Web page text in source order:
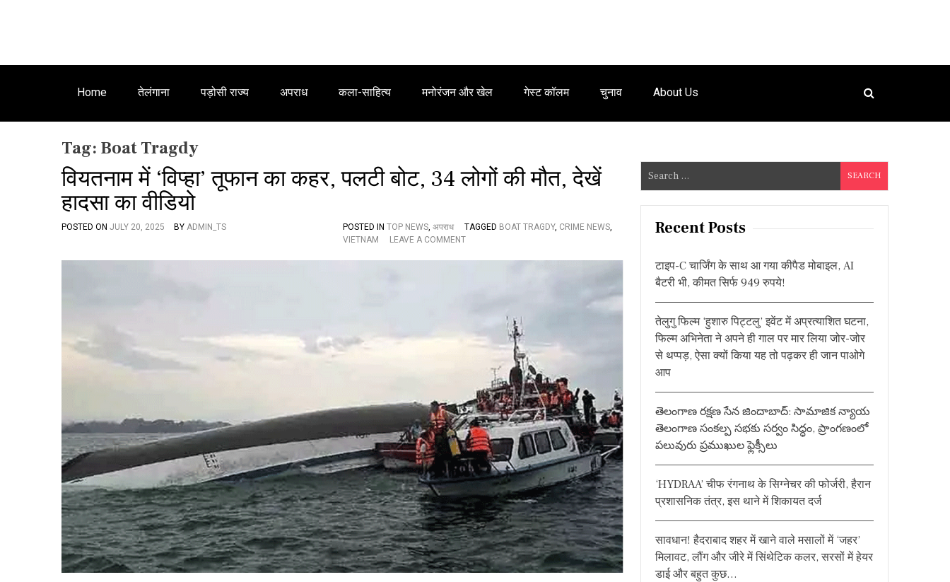
Home तेलंगाना पड़ोसी राज्य अपराध कला-साहित्य मनोरंजन और खेल गेस्ट कॉलम चुनाव About Us
Tag: Boat Tragdy
वियतनाम में ‘विप्हा’ तूफान का कहर, पलटी बोट, 34 लोगों की मौत, देखें
हादसा का वीडियो
POSTED ON JULY 20, 2025 BY ADMIN_TS POSTED IN TOP NEWS, अपराध TAGGED BOAT TRAGDY, CRIME NEWS,
VIETNAM
LEAVE A COMMENTO
फा
न
का
क
ह
र
,
प
ल
टी
बो
ट
,
3
e
a
Recent Posts
टाइप-C चार्जिंग के साथ आ गया कीपैड मोबाइल, AI
बैटरी भी, कीमत सिर्फ 949 रुपये!
तेलुगु फिल्म ‘हुशारु पिट्टलु’ इवेंट में अप्रत्याशित घटना,
फिल्म अभिनेता ने अपने ही गाल पर मार लिया जोर-जोर
से थप्पड़, ऐसा क्यों किया यह तो पढ़कर ही जान पाओगे
आप
తెలంగాణ రక్షణ సేన జిందాబాద్: సామాజిక న్యాయ
తెలంగాణ సంకల్ప సభకు సర్వం సిద్ధం, ప్రాంగణంలో
పలువురు ప్రముఖుల ఫ్లెక్సీలు
‘HYDRAA’ चीफ रंगनाथ के सिग्नेचर की फोर्जरी, हैरान
प्रशासनिक तंत्र, इस थाने में शिकायत दर्ज
सावधान! हैदराबाद शहर में खाने वाले मसालों में ‘जहर’
मिलावट, लौंग और जीरे में सिंथेटिक कलर, सरसों में हेयर
डाई और बहुत कुछ…